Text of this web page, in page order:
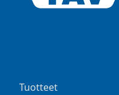
Tuotteet